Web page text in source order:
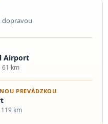
dopravou
Airport
61 km
PREVÁDZKOU
km